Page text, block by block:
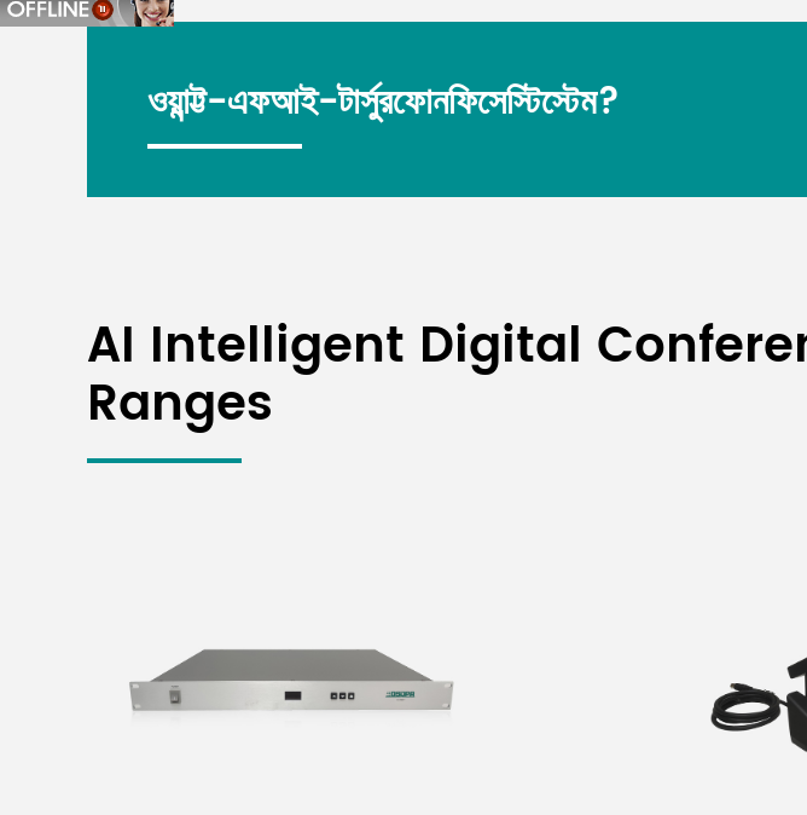
ওয়ান্ট্ট-এফআই-টার্সুরফোনফিসেস্টিস্টেম?
AI Intelligent Digital
Ranges